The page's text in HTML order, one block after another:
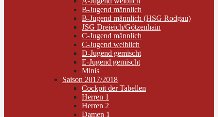
B-Jugend männlich
B-Jugend männlich (HSG Rodgau)
JSG Dreieich/Götzenhain
C-Jugend männlich
C-Jugend weiblich
D-Jugend gemischt
E-Jugend gemischt
Minis
Saison 2017/2018
Cockpit der Tabellen
Herren 1
Herren 2
Damen 1